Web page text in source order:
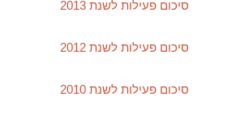
סיכום פעילות לשנת 2013
סיכום פעילות לשנת 2012
סיכום פעילות לשנת 2010